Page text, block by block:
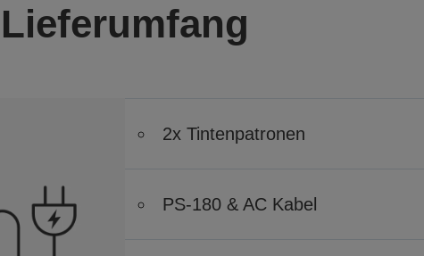
Lieferumfang
2x Tintenpatronen
PS-180 & AC Kabel